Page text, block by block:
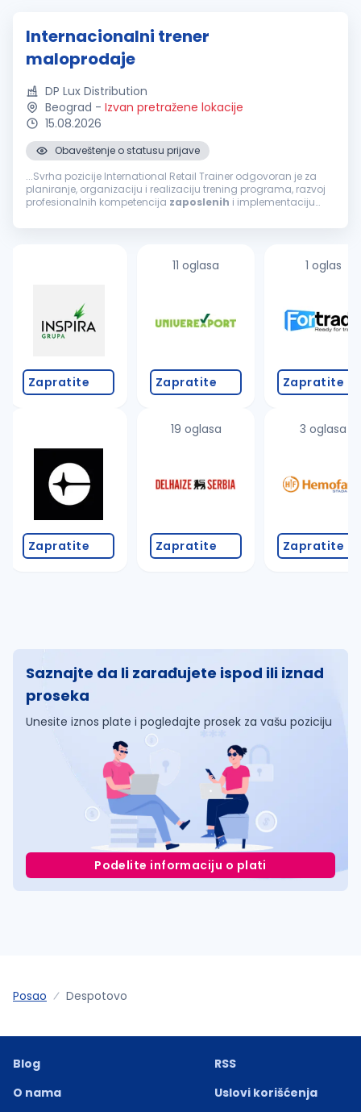
Internacionalni trener
maloprodaje
DP Lux Distribution
Beograd - Izvan pretražene lokacije
15.08.2026
Obaveštenje o statusu prijave
...Svrha pozicije International Retail Trainer odgovoran je za
planiranje, organizaciju i realizaciju trening programa, razvoj
profesionalnih kompetencija zaposlenih i implementaciju
Zapratite
Zapratite
11 oglasa
Zapratite
19 oglasa
Zapratite
1 oglas
Zapratite
3 oglasa
Zapratite
Saznajte da li zarađujete ispod ili iznad
proseka
Unesite iznos plate i pogledajte prosek za vašu poziciju
Podelite informaciju o plati
Posao Despotovo
Blog
O nama
RSS
Uslovi korišćenja